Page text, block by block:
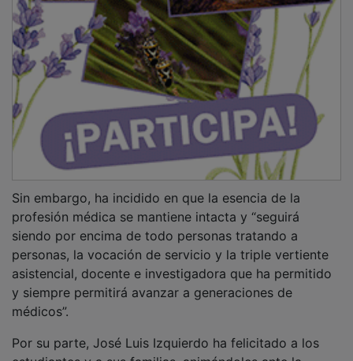
profesión médica se mantiene intacta y “seguirá
siendo por encima de todo personas tratando a
personas, la vocación de servicio y la triple vertiente
asistencial, docente e investigadora que ha permitido
y siempre permitirá avanzar a generaciones de
médicos”.
estudiantes y a sus familias, animándoles ante la